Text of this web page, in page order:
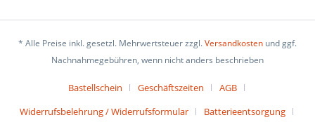
* Alle Preise inkl. gesetzl. Mehrwertsteuer zzgl.Versandkosten und ggf.
Nachnahmegebühren, wenn nicht anders beschrieben
Bastellschein Geschäftszeiten
AGB
Widerrufsbelehrung / Widerrufsformular
Batterieentsorgung